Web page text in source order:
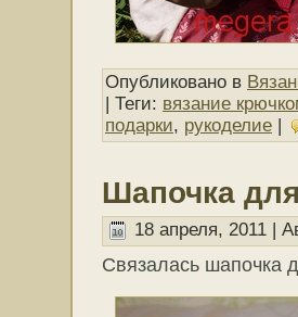
Опубликовано в
| Теги: вязание
подарки, рукоделие
Шапочка
18 апреля, 2011 |
Связалась шапочка